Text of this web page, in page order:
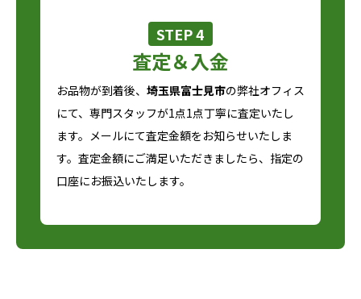
STEP 4
査定＆入金
お品物が到着後、 埼玉県富士見市の弊社オフィス
にて、専門スタッフが1点1点丁寧に査定いたし
ます。メールにて査定金額をお知らせいたしま
す。査定金額にご満足いただきましたら、指定の
口座にお振込いたします。